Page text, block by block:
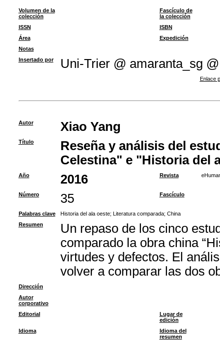
Volumen de la
colección
Fascículo de
la colección
ISSN
ISBN
Área
Expedición
Notas
Insertado por
Uni-Trier @ amaranta_sg @
Enlace
Autor Xiao Yang
Título
Reseña y análisis del
Celestina" e "Historia del
Año 2016 Revista
Número 35 Fascículo
Palabras clave Historia del ala oeste; Literatura comparada; China
Resumen
Un repaso de los cinco
comparado la obra china
virtudes y defectos. El
volver a comparar las dos
Dirección
Autor
corporativo
Editorial
Lugar de
edición
Idioma
Idioma del
resumen